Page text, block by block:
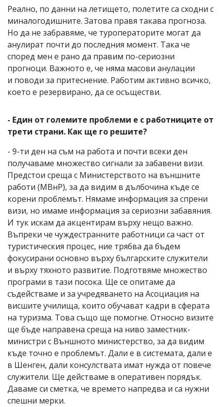
Реално, по данни на летището, полетите са сходни с
миналогодишните. Затова правя такава прогноза.
Но да не забравяме, че туроператорите могат да
анулират почти до последния момент. Така че
според мен е рано да правим по-сериозни
прогноци. Важното е, че няма масови анулации
и поводи за притеснение. Работим активно всичко,
което е резервирано, да се осъществи.
- Един от големите проблеми е с работниците от
трети страни. Как ще го решите?
- 9-ти ден на съм на работа и почти всеки ден
получаваме множество сигнали за забавени визи.
Предстои среща с Министерството на външните
работи (МВнР), за да видим в дълбочина къде се
корени проблемът. Нямаме информация за спрени
визи, но имаме информация за сериозни забавяния.
И тук искам да акцентирам върху нещо важно.
Въпреки че чуждестранните работници са част от
туристическия процес, ние трябва да бъдем
фокусирани основно върху българските служители
и върху тяхното развитие. Подготвяме множество
програми в тази посока. Ще се опитаме да
съдействаме и за учредяването на Асоциация на
висшите училища, които обучават кадри в сферата
на туризма. Това също ще помогне. Относно визите
ще бъде направена среща на ниво заместник-
министри с Външното министерство, за да видим
къде точно е проблемът. Дали е в системата, дали е
в Шенген, дали консулствата имат нужда от повече
служители. Ще действаме в оперативен порядък.
Даваме си сметка, че времето напредва и са нужни
спешни мерки.